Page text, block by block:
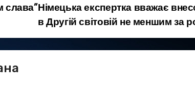
Німецька експертка вважає
в Другій світовій не меншим за
слава”